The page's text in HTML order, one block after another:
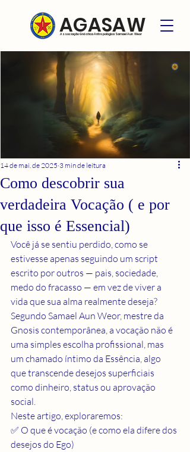
Associação Gnóstica Antropológica Samael Aun Weor
AGASAW
Como descobrir sua
verdadeira Vocação ( e por
que isso é Essencial)
14 de mai. de 2025 3 min de leitura
Você já se sentiu perdido, como se
estivesse apenas seguindo um script
escrito por outros — pais, sociedade,
medo do fracasso — em vez de viver a
vida que sua alma realmente deseja?
Segundo Samael Aun Weor, mestre da
Gnosis contemporânea, a vocação não é
uma simples escolha profissional, mas
um chamado íntimo da Essência, algo
que transcende desejos superficiais
como dinheiro, status ou aprovação
social.
Neste artigo, exploraremos:
✅ O que é vocação (e como ela difere dos
desejos do Ego)